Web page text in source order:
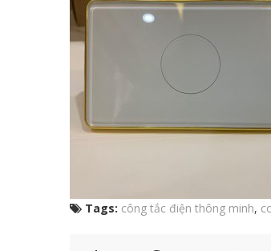
Tags: công tắc điện thông minh,